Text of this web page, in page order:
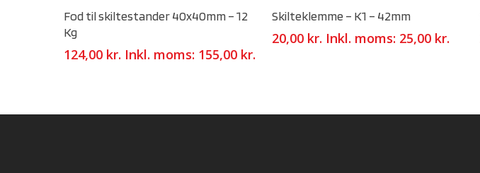
Fod til skiltestander 40x40mm – 12
Kg
124,00 kr. Inkl. moms: 155,00 kr.
Skilteklemme – K1 – 42mm
20,00 kr. Inkl. moms: 25,00 kr.